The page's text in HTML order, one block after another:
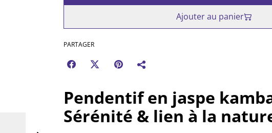
Ajouter au panier
PARTAGER
Pendentif en jaspe
Sérénité & lien à la